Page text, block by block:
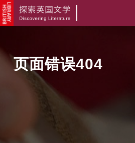
页面错误404